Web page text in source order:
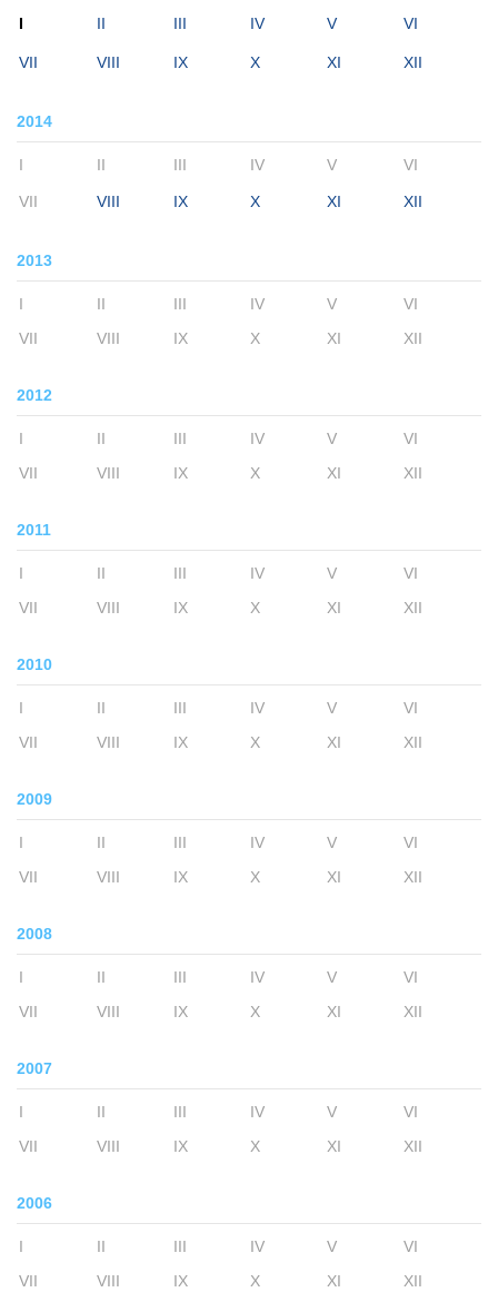
I II III IV V VI
VII VIII IX X XI XII
2014
I II III IV V VI
VII VIII IX X XI XII
2013
I II III IV V
VI
VII
VIII IX X XI XII
2012
I II III IV V
VI
VII
VIII IX X XI XII
2011
I II III IV V
VI
VII
VIII IX X XI XII
2010
I II III IV V
VI
VII
VIII IX X XI XII
2009
I II III IV V
VI
VII
VIII IX X XI XII
2008
I II III IV V
VI
VII
VIII IX X XI XII
2007
I II III IV V
VI
VII
VIII IX X XI XII
2006
I II III IV V
VI
VII
VIII IX X XI XII